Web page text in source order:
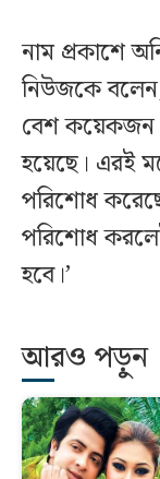
নাম প্রকাশে
নিউজকে
বেশ কয়েকজন
হয়েছে। এরই
পরিশোধ
পরিশোধ
হবে।’
আরও পড়ুন